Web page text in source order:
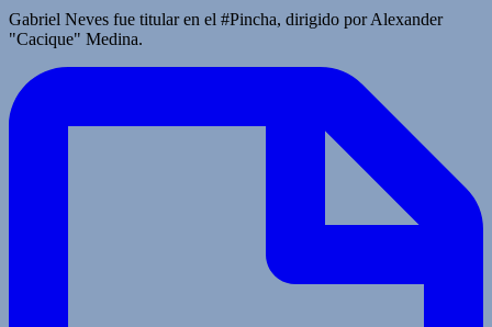
Gabriel Neves fue titular en el #Pincha, dirigido por Alexander
"Cacique" Medina.